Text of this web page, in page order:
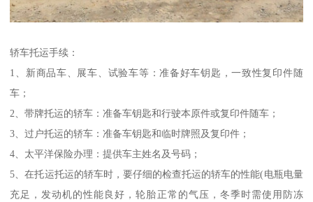
轿车托运手续：
1、新商品车、展车、试验车等：准备好车钥匙，一致性复印件随
车；
2、带牌托运的轿车：准备车钥匙和行驶本原件或复印件随车；
3、过户托运的轿车：准备车钥匙和临时牌照及复印件；
4、太平洋保险办理：提供车主姓名及号码；
5、在托运托运的轿车时，要仔细的检查托运的轿车的性能(电瓶电量
充足，发动机的性能良好，轮胎正常的气压，冬季时需使用防冻